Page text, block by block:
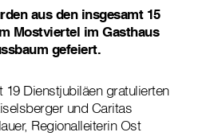
aus den insgesamt 15
Mostviertel im Gasthaus
gefeiert.
Dienstjubiläen gratulierten
und Caritas
Regionalleiterin Ost